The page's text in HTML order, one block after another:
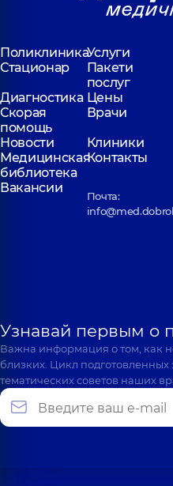
ПоликлиникаУслуги
Стационар
Пакети
послуг
Диагностика Цены
Скорая
помощь
Врачи
Новости
Клиники
Медицинская
библиотека
Контакты
Вакансии
Почта:
Узнавай первым о
Важна информация о том, как
близких. Цикл
тематических советов наших